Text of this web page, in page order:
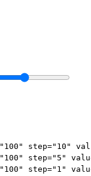
"100" step="10"
"100" step="5"
"100" step="1"